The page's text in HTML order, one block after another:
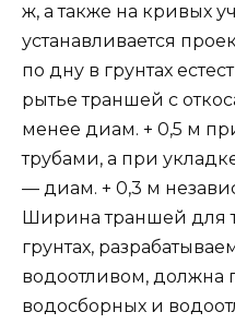
ж, а также на кривых
устанавливается
по дну в грунтах
рытье траншей с
менее диам. + 0,5 м
трубами, а при
— диам. + 0,3 м
Ширина траншей для
грунтах,
водоотливом, должна
водосборных и